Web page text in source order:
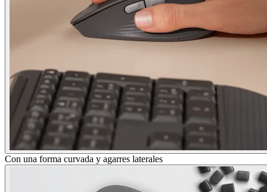
Con una forma curvada y agarres laterales